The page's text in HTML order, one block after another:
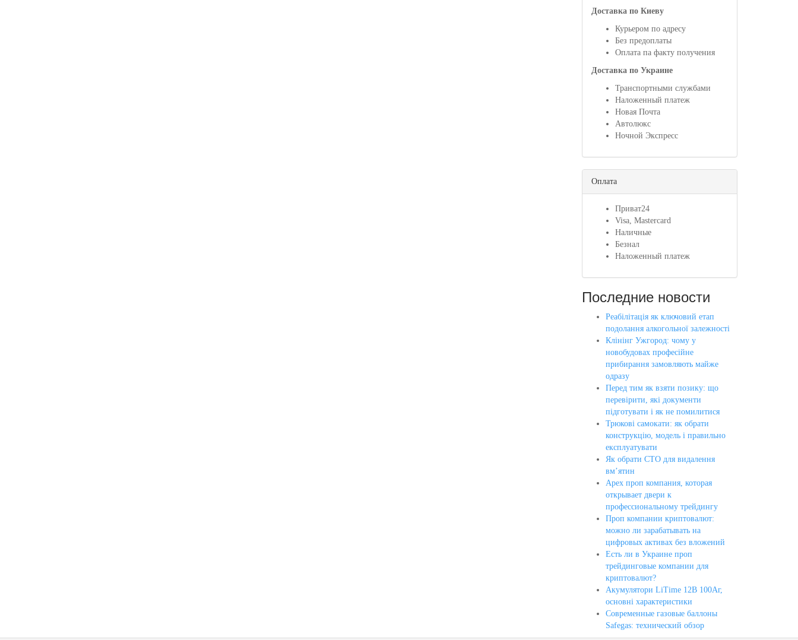
Доставка по Киеву
Курьером по адресу
Без предоплаты
Оплата па факту получения
Доставка по Украине
Транспортными службами
Наложенный платеж
Новая Почта
Автолюкс
Ночной Экспресс
Оплата
Приват24
Visa, Mastercard
Наличные
Безнал
Наложенный платеж
Последние новости
Реабілітація як ключовий етап
подолання алкогольної залежності
Клінінг Ужгород: чому у
новобудовах професійне
прибирання замовляють майже
одразу
Перед тим як взяти позику: що
перевірити, які документи
підготувати і як не помилитися
Трюкові самокати: як обрати
конструкцію, модель і правильно
експлуатувати
Як обрати СТО для видалення
вм’ятин
Apex проп компания, которая
открывает двери к
профессиональному трейдингу
Проп компании криптовалют:
можно ли зарабатывать на
цифровых активах без вложений
Есть ли в Украине проп
трейдинговые компании для
криптовалют?
Акумулятори LiTime 12В 100Аг,
основні характеристики
Современные газовые баллоны
Safegas: технический обзор